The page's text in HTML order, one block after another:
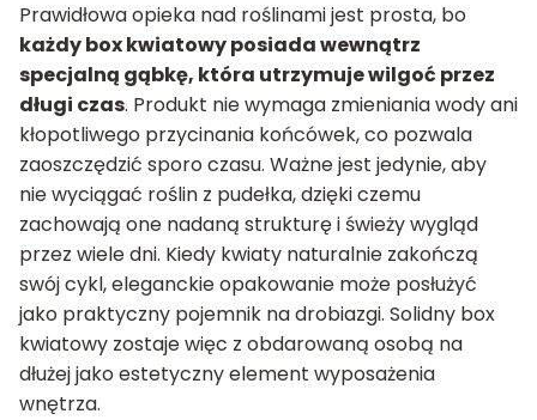
Prawidłowa opieka nad roślinami jest prosta, bo
każdy box kwiatowy posiada wewnątrz
specjalną gąbkę, która utrzymuje wilgoć przez
długi czas. Produkt nie wymaga zmieniania wody ani
kłopotliwego przycinania końcówek, co pozwala
zaoszczędzić sporo czasu. Ważne jest jedynie, aby
nie wyciągać roślin z pudełka, dzięki czemu
zachowają one nadaną strukturę i świeży wygląd
przez wiele dni. Kiedy kwiaty naturalnie zakończą
swój cykl, eleganckie opakowanie może posłużyć
jako praktyczny pojemnik na drobiazgi. Solidny box
kwiatowy zostaje więc z obdarowaną osobą na
dłużej jako estetyczny element wyposażenia
wnętrza.